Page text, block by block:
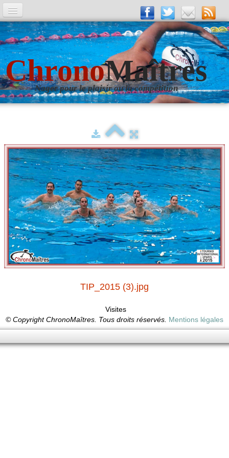
A la Une
Entrainements
La revue
Les numéros
Photos▼
Evènements▼
Livre d'Or
ChronoMaîtres
Nager pour le plaisir ou la compétition
TIP_2015 (3).jpg
Visites
© Copyright ChronoMaîtres. Tous droits réservés. Mentions légales